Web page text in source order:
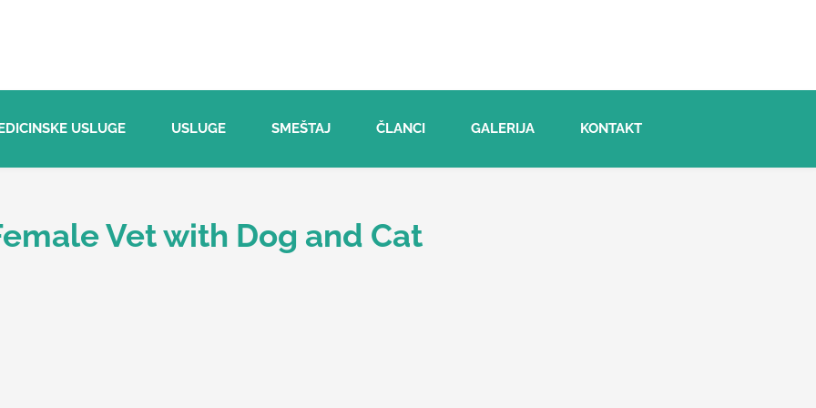
USLUGE USLUGE SMEŠTAJ ČLANCI GALERIJA KONTAKT
Vet with Dog and Cat